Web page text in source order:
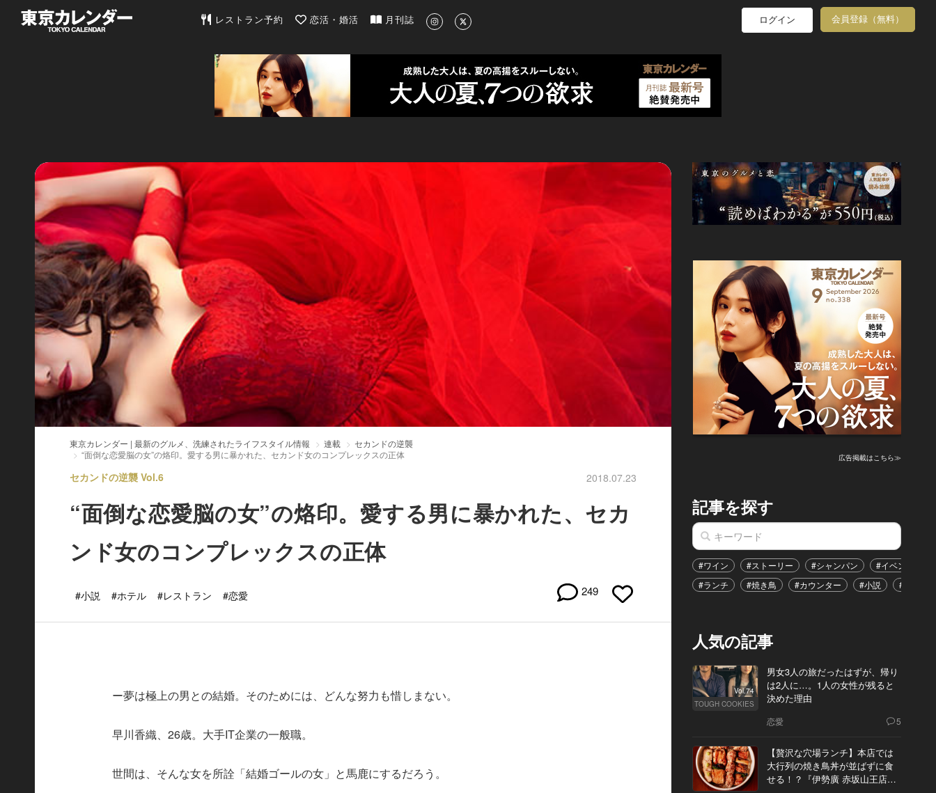
東京カレンダー | 最新のグルメ、洗練されたライフスタイル情報
レストラン予約 恋活・婚活 月刊誌 ログイン 会員登録（無料）
東京カレンダー | 最新のグルメ、洗練されたライフスタイル情報 連載
セカンドの逆襲
“面倒な恋愛脳の女”の烙印。愛する男に暴かれた、セカンド女のコンプレックスの正体
セカンドの逆襲 Vol.6 2018.07.23
“面倒な恋愛脳の女”の烙印。愛する男に暴かれた、セカ
ンド女のコンプレックスの正体
#小説 #ホテル #レストラン #恋愛 249
ー夢は極上の男との結婚。そのためには、どんな努力も惜しまない。
早川香織、26歳。大手IT企業の一般職。
世間は、そんな女を所詮「結婚ゴールの女」と馬鹿にするだろう。
広告掲載はこちら≫
記事を探す
#ワイン #ストーリー #シャンパン #イベント
#ランチ
#焼き鳥 #カウンター #小説 #恋愛
人気の記事
Vol.74
TOUGH COOKIES
男女3人の旅だったはずが、帰り
は2人に…。1人の女性が残ると
決めた理由
恋愛 5
【贅沢な穴場ランチ】本店では
大行列の焼き鳥丼が並ばずに食
せる！？『伊勢廣 赤坂山王店』